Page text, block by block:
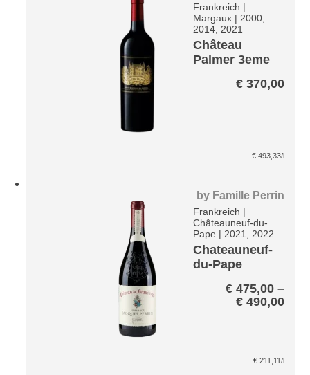
Frankreich |
Margaux | 2000,
2014, 2021
Château
Palmer 3eme
Margaux A.C.
€ 370,00
€ 493,33/l
by Famille Perrin
Frankreich |
Châteauneuf-du-
Pape | 2021, 2022
Chateauneuf-
du-Pape
Hommage a
Jacques
€ 475,00 –
€ 490,00
€ 211,11/l